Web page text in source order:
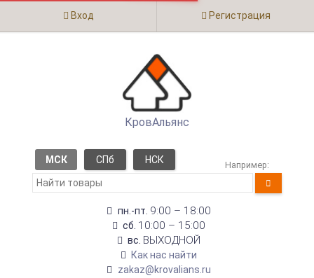
Вход Регистрация
КровАльянс
МСК СПб НСК Например:
пн.-пт. 9:00 – 18:00
сб. 10:00 – 15:00
вс. ВЫХОДНОЙ
Как нас найти
zakaz@krovalians.ru